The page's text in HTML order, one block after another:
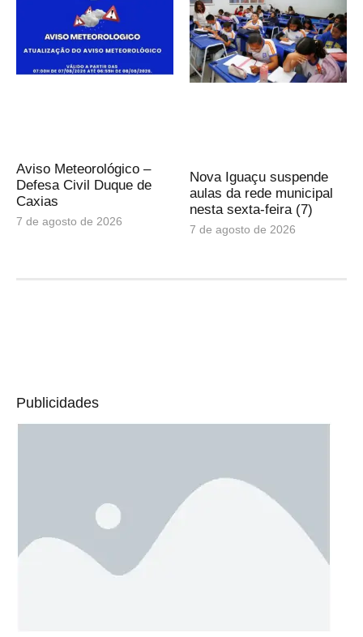
Aviso Meteorológico –
Defesa Civil Duque de
Caxias
7 de agosto de 2026
Nova Iguaçu suspende
aulas da rede municipal
nesta sexta-feira (7)
7 de agosto de 2026
Publicidades